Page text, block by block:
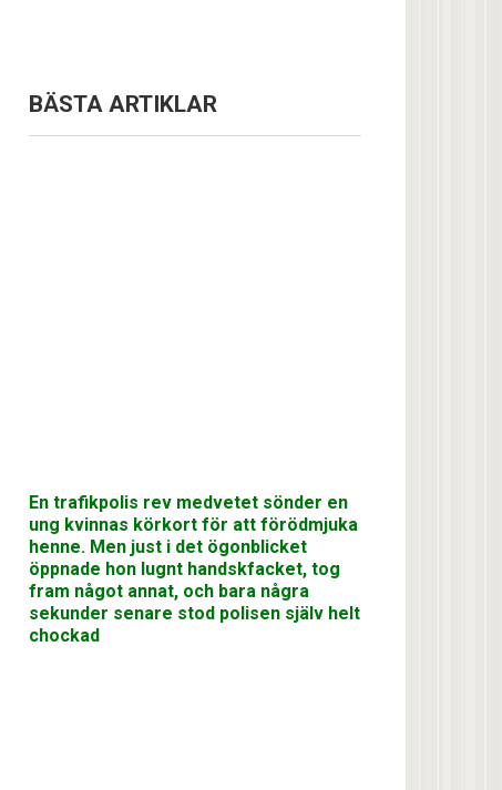
BÄSTA ARTIKLAR
En trafikpolis rev medvetet sönder en
ung kvinnas körkort för att förödmjuka
henne. Men just i det ögonblicket
öppnade hon lugnt handskfacket, tog
fram något annat, och bara några
sekunder senare stod polisen själv helt
chockad